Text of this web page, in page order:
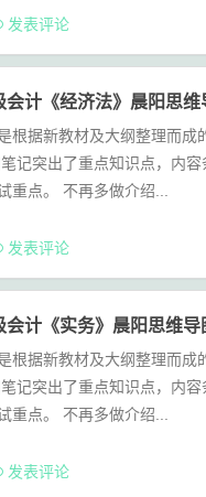
发表评论
会计《经济法》晨阳思
根据新教材及大纲整理而
记突出了重点知识点，内
重点。 不再多做介绍...
发表评论
会计《实务》晨阳思维
根据新教材及大纲整理而
记突出了重点知识点，内
重点。 不再多做介绍...
发表评论